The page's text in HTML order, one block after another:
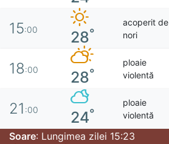
15:00 28°
acoperit de
nori
18:00 28°
ploaie
violentă
21 :00 24°
ploaie
violentă
Soare: Lungimea zilei 15:23